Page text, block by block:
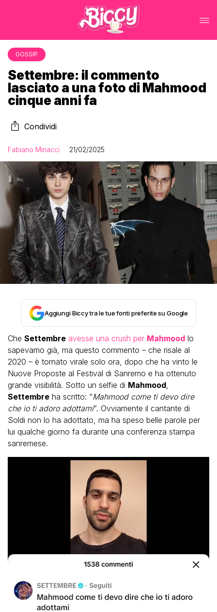
GOSSIP
Settembre: il commento
lasciato a una foto di Mahmood
cinque anni fa
Condividi
Fabiano Minacci 21/02/2025
Aggiungi Biccy tra le tue fonti preferite su Google
Che Settembre avesse una crush per Mahmood lo
sapevamo già, ma questo commento – che risale al
2020 – è tornato virale solo ora, dopo che ha vinto le
Nuove Proposte al Festival di Sanremo e ha ottenuto
grande visibilità. Sotto un selfie di Mahmood,
Settembre ha scritto: “Mahmood come ti devo dire
che io ti adoro adottami“. Ovviamente il cantante di
Soldi non lo ha adottato, ma ha speso belle parole per
lui qualche giorno fa durante una conferenza stampa
sanremese.